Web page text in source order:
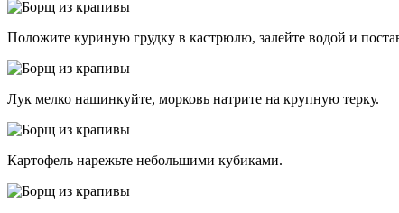
Положите куриную грудку в кастрюлю, залейте водой и
Лук мелко нашинкуйте, морковь натрите на крупную терку.
Картофель нарежьте небольшими кубиками.